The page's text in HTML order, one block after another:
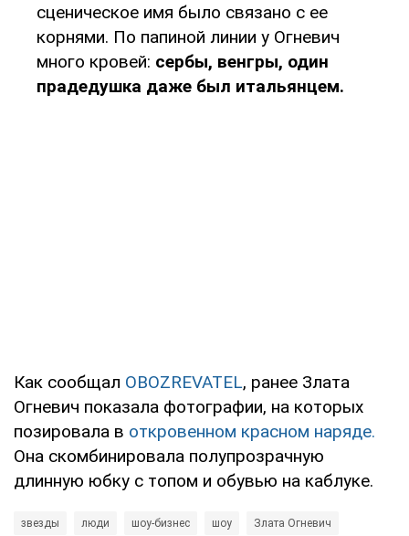
сценическое имя было связано с ее
корнями. По папиной линии у Огневич
много кровей: сербы, венгры, один
прадедушка даже был итальянцем.
Как сообщал OBOZREVATEL, ранее Злата
Огневич показала фотографии, на которых
позировала в откровенном красном наряде.
Она скомбинировала полупрозрачную
длинную юбку с топом и обувью на каблуке.
звезды люди шоу-бизнес шоу Злата Огневич